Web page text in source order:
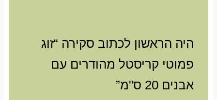
היה הראשון לכתוב סקירה “זוג
פמוטי קריסטל מהודרים עם
אבנים 20 ס"מ”